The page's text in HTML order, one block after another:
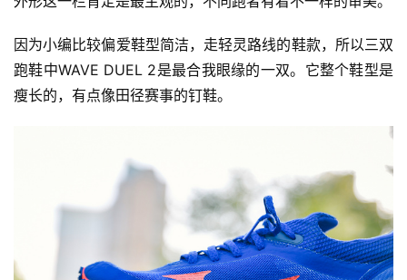
因为小编比较偏爱鞋型简洁，走轻灵路线的鞋款，所以三双
跑鞋中WAVE DUEL 2是最合我眼缘的一双。它整个鞋型是
瘦长的，有点像田径赛事的钉鞋。